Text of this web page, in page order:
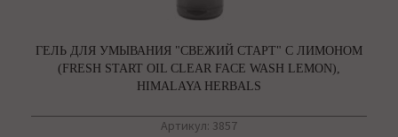
ГЕЛЬ ДЛЯ УМЫВАНИЯ "СВЕЖИЙ СТАРТ" С ЛИМОНОМ
(FRESH START OIL CLEAR FACE WASH LEMON),
HIMALAYA HERBALS
Артикул: 3857